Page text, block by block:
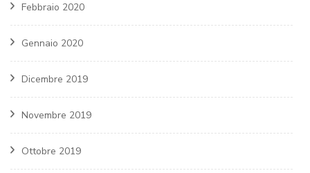
Febbraio 2020
Gennaio 2020
Dicembre 2019
Novembre 2019
Ottobre 2019